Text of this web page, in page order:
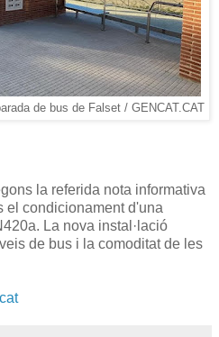
de bus de Falset / GENCAT.CAT
la referida nota informativa
el condicionament d'una
La nova instal·lació
de bus i la comoditat de les